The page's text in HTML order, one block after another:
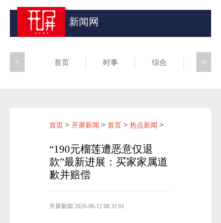
新闻网
首页 时事 综合 昆滇
>
<
首页 > 开屏新闻 > 首页 > 热点新闻 >
“190元榴莲遭恶意仅退
款”最新进展：买家家属道
歉并赔偿
开屏新闻 2026-06-12 08:31:01